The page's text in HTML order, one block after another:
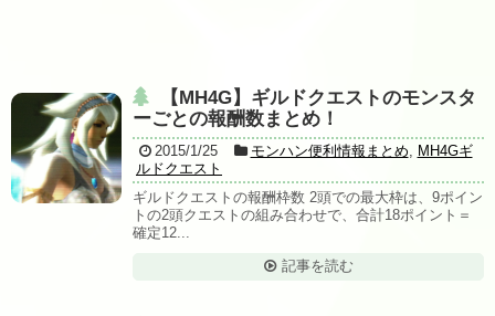
【MH4G】ギルドクエストのモンスタ
ーごとの報酬数まとめ！
2015/1/25 モンハン便利情報まとめ, MH4Gギ
ルドクエスト
ギルドクエストの報酬枠数 2頭での最大枠は、9ポイン
トの2頭クエストの組み合わせで、合計18ポイント＝
確定12...
記事を読む